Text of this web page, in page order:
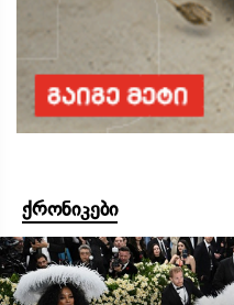
ქრონიკები